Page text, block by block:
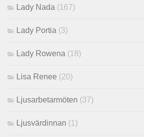
Lady Nada (167)
Lady Portia (3)
Lady Rowena (18)
Lisa Renee (20)
Ljusarbetarmöten (37)
Ljusvärdinnan (1)